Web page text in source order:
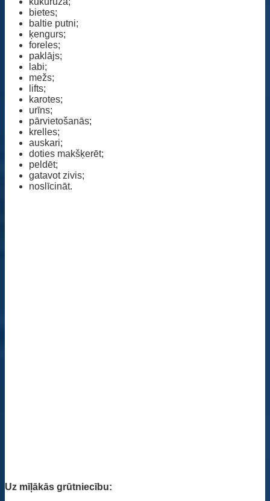
bietes;
baltie putni;
ķengurs;
foreles;
paklājs;
labi;
mežs;
lifts;
karotes;
urīns;
pārvietošanās;
krelles;
auskari;
doties makšķerēt;
peldēt;
gatavot zivis;
noslīcināt.
Uz mīļākās grūtniecību: